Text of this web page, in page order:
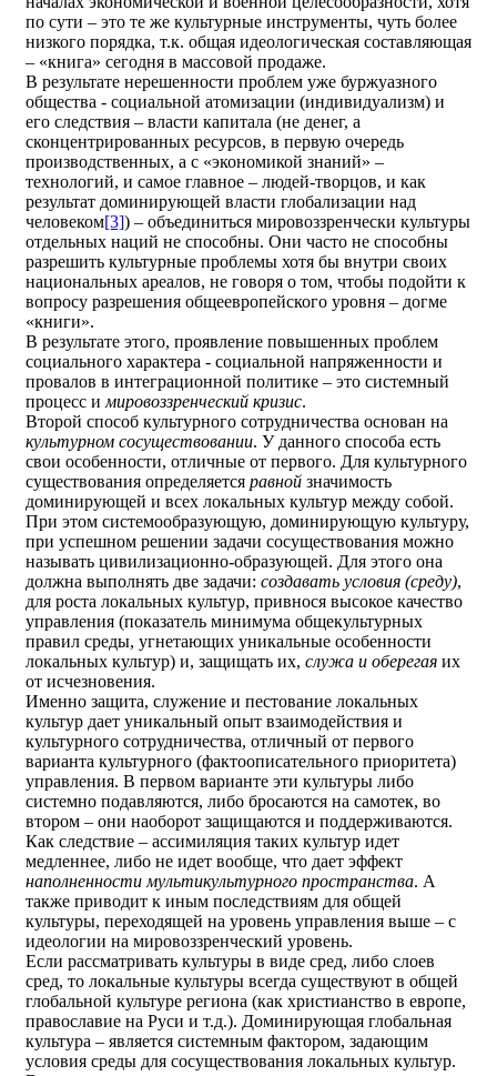
по сути – это те же культурные инструменты, чуть более
низкого порядка, т.к. общая идеологическая составляющая
– «книга» сегодня в массовой продаже.
В результате нерешенности проблем уже буржуазного
общества - социальной атомизации (индивидуализм) и
его следствия – власти капитала (не денег, а
сконцентрированных ресурсов, в первую очередь
производственных, а с «экономикой знаний» –
технологий, и самое главное – людей-творцов, и как
результат доминирующей власти глобализации над
человеком[3]) – объединиться мировоззренчески культуры
отдельных наций не способны. Они часто не способны
разрешить культурные проблемы хотя бы внутри своих
национальных ареалов, не говоря о том, чтобы подойти к
вопросу разрешения общеевропейского уровня – догме
«книги».
В результате этого, проявление повышенных проблем
социального характера - социальной напряженности и
провалов в интеграционной политике – это системный
процесс и мировоззренческий кризис.
Второй способ культурного сотрудничества основан на
культурном сосуществовании. У данного способа есть
свои особенности, отличные от первого. Для культурного
существования определяется равной значимость
доминирующей и всех локальных культур между собой.
При этом системообразующую, доминирующую культуру,
при успешном решении задачи сосуществования можно
называть цивилизационно-образующей. Для этого она
должна выполнять две задачи: создавать условия (среду),
для роста локальных культур, привнося высокое качество
управления (показатель минимума общекультурных
правил среды, угнетающих уникальные особенности
локальных культур) и, защищать их, служа и оберегая их
от исчезновения.
Именно защита, служение и пестование локальных
культур дает уникальный опыт взаимодействия и
культурного сотрудничества, отличный от первого
варианта культурного (фактоописательного приоритета)
управления. В первом варианте эти культуры либо
системно подавляются, либо бросаются на самотек, во
втором – они наоборот защищаются и поддерживаются.
Как следствие – ассимиляция таких культур идет
медленнее, либо не идет вообще, что дает эффект
наполненности мультикультурного пространства. А
также приводит к иным последствиям для общей
культуры, переходящей на уровень управления выше – с
идеологии на мировоззренческий уровень.
Если рассматривать культуры в виде сред, либо слоев
сред, то локальные культуры всегда существуют в общей
глобальной культуре региона (как христианство в европе,
православие на Руси и т.д.). Доминирующая глобальная
культура – является системным фактором, задающим
условия среды для сосуществования локальных культур.